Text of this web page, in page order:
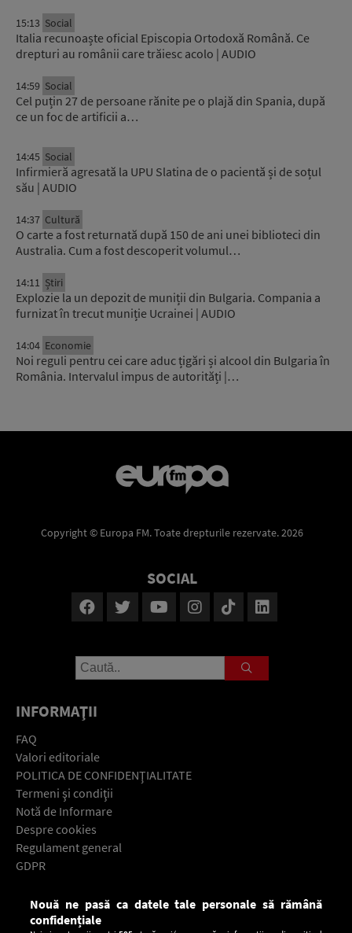
15:13 Social
Italia recunoaște oficial Episcopia Ortodoxă Română. Ce
drepturi au românii care trăiesc acolo | AUDIO
14:59 Social
Cel puțin 27 de persoane rănite pe o plajă din Spania, după
ce un foc de artificii a…
14:45 Social
Infirmieră agresată la UPU Slatina de o pacientă și de soțul
său | AUDIO
14:37 Cultură
O carte a fost returnată după 150 de ani unei biblioteci din
Australia. Cum a fost descoperit volumul…
14:11 Știri
Explozie la un depozit de muniții din Bulgaria. Compania a
furnizat în trecut muniție Ucrainei | AUDIO
14:04 Economie
Noi reguli pentru cei care aduc țigări și alcool din Bulgaria în
România. Intervalul impus de autorități |…
Copyright © Europa FM. Toate drepturile rezervate. 2026
SOCIAL
INFORMAŢII
FAQ
Valori editoriale
POLITICA DE CONFIDENŢIALITATE
Termeni şi condiţii
Notă de Informare
Despre cookies
Regulament general
GDPR
Descarcă gratuit aplicaţia Europa FM pentru smartphone:
Nouă ne pasă ca datele tale personale să rămână
confidențiale